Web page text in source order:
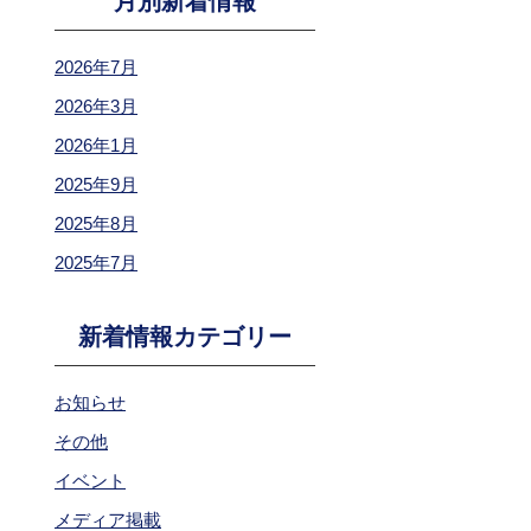
2026年7月
2026年3月
2026年1月
2025年9月
2025年8月
2025年7月
新着情報カテゴリー
お知らせ
その他
イベント
メディア掲載